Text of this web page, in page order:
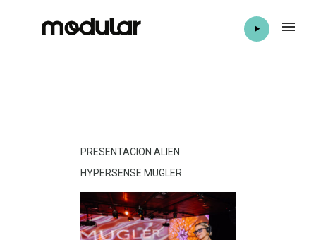
PRESENTACION ALIEN
HYPERSENSE MUGLER